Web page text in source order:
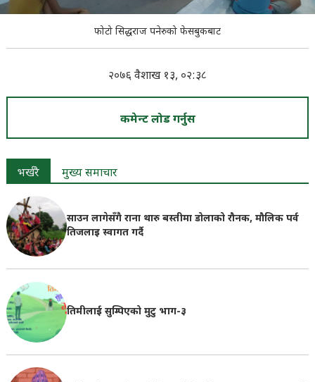
फोटो सिद्धराज पनेरुको फेसबुकबाट
२०७६ वैशाख १३, ०२:३८
कमेन्ट लोड गर्नुस
भर्खरै मुख्य समाचार
साउन लागेसँगै राना थारु बस्तीमा डोलाको रौनक, मौलिक पर्व
तिजलाइ स्वागत गर्दै
तिमीलाई सुम्पिएको मुटु भाग-३